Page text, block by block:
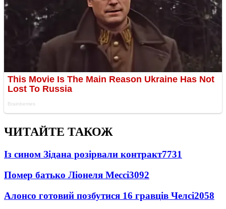
ЧИТАЙТЕ ТАКОЖ
Із сином Зідана розірвали контракт7731
Помер батько Ліонеля Мессі3092
Алонсо готовий позбутися 16 гравців Челсі2058